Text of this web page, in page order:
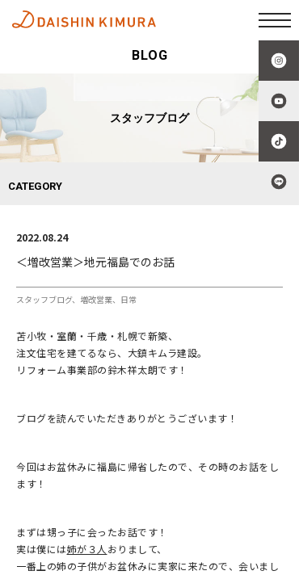
BLOG
スタッフブログ
CATEGORY
2022.08.24
＜増改営業＞地元福島でのお話
スタッフブログ 増改営業 日常
苫小牧・室蘭・千歳・札幌で新築、
注文住宅を建てるなら、大鎮キムラ建設。
リフォーム事業部の鈴木祥太朗です！
ブログを読んでいただきありがとうございます！
今回はお盆休みに福島に帰省したので、その時のお話をし
ます！
まずは甥っ子に会ったお話です！
実は僕には姉が３人 おりまして、
一番上の姉の子供がお盆休みに実家に来たので、会いまし